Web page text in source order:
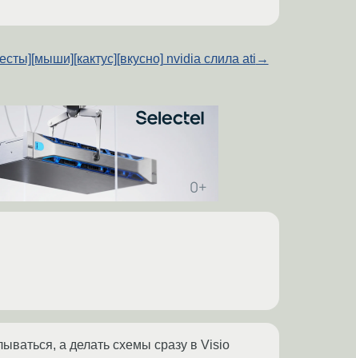
nvidia слила ati →
а делать схемы сразу в Visio